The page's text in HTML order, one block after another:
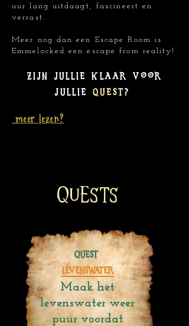
uur lang uitdaagt, fascineert en
verrast.
Meer nog dan een Escape Room is
Emmelocked een escape from reality!
Zijn jullie klaar voor
jullie quest?
meer lezen?
QUESTS
Quest
levenswater
Maak het
levenswater weer
puur voordat